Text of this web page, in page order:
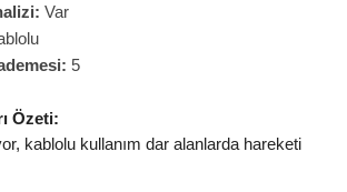
Var
5
Özeti:
kablolu kullanım dar alanlarda hareketi